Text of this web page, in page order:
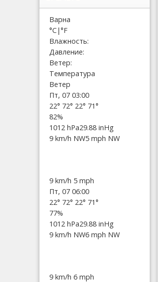
Варна
°C|°F
Влажность:
Давление:
Ветер:
Температура
Ветер
Пт, 07 03:00
22° 72° 22° 71°
82%
1012 hPa29.88 inHg
9 km/h NW5 mph NW
9 km/h 5 mph
Пт, 07 06:00
22° 72° 22° 71°
77%
1012 hPa29.88 inHg
9 km/h NW6 mph NW
9 km/h 6 mph